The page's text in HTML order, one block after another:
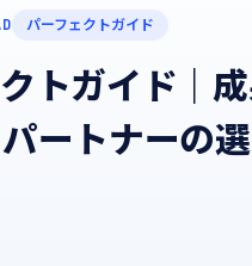
パーフェクトガイド
トガイド｜
ートナーの